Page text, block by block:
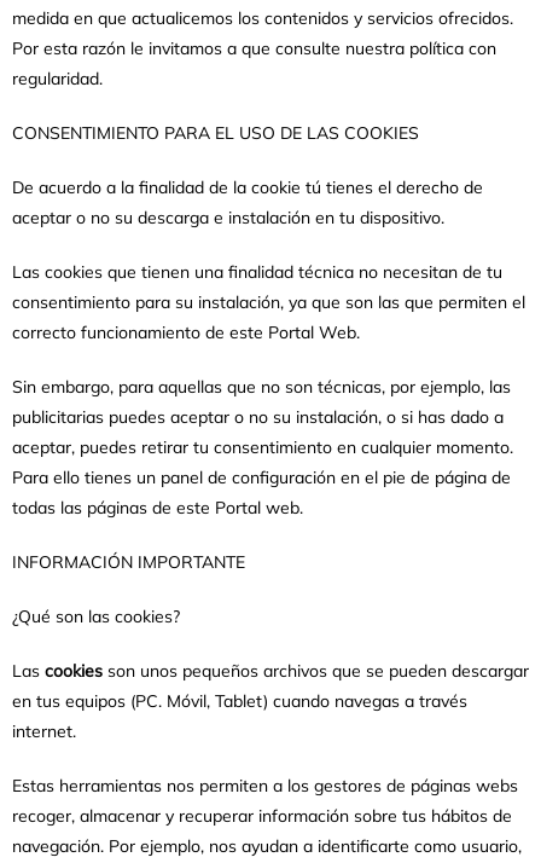
medida en que actualicemos los contenidos y servicios ofrecidos.
Por esta razón le invitamos a que consulte nuestra política con
regularidad.
CONSENTIMIENTO PARA EL USO DE LAS COOKIES
De acuerdo a la finalidad de la cookie tú tienes el derecho de
aceptar o no su descarga e instalación en tu dispositivo.
Las cookies que tienen una finalidad técnica no necesitan de tu
consentimiento para su instalación, ya que son las que permiten el
correcto funcionamiento de este Portal Web.
Sin embargo, para aquellas que no son técnicas, por ejemplo, las
publicitarias puedes aceptar o no su instalación, o si has dado a
aceptar, puedes retirar tu consentimiento en cualquier momento.
Para ello tienes un panel de configuración en el pie de página de
todas las páginas de este Portal web.
INFORMACIÓN IMPORTANTE
¿Qué son las cookies?
Las cookies son unos pequeños archivos que se pueden descargar
en tus equipos (PC. Móvil, Tablet) cuando navegas a través
internet.
Estas herramientas nos permiten a los gestores de páginas webs
recoger, almacenar y recuperar información sobre tus hábitos de
navegación. Por ejemplo, nos ayudan a identificarte como usuario,